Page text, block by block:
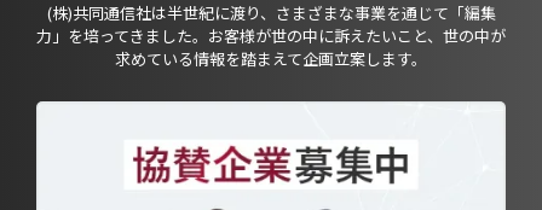
(株)共同通信社は半世紀に渡り、さまざまな事業を通じて「編集
力」を培ってきました。お客様が世の中に訴えたいこと、世の中が
求めている情報を踏まえて企画立案します。